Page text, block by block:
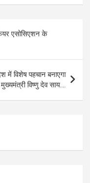
ail py
Li
n
k
ar
e
एसोसिएशन के
में विशेष पहचान बनाएगा
विष्णु देव साय….